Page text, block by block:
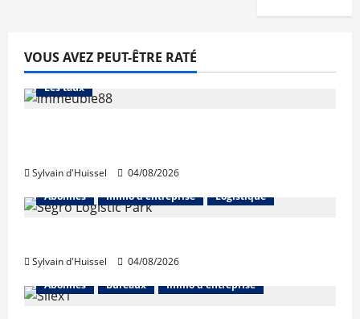
VOUS AVEZ PEUT-ÊTRE RATÉ
Abonnés Financement
L'avis des courtiers
Les taux
Sylvain d'Huissel
04/08/2026
Abonnés
Immo d'entreprise Logistique
Sylvain d'Huissel
04/08/2026
Abonnés
Bureaux Immo d'entreprise